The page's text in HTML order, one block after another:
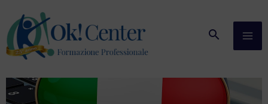
contenuto